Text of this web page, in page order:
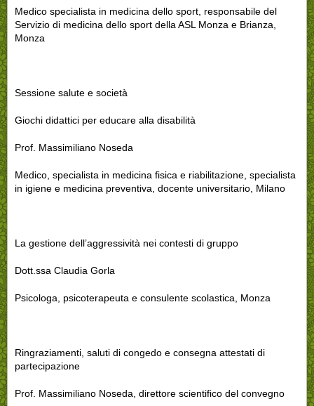
Medico specialista in medicina dello sport, responsabile del
Servizio di medicina dello sport della ASL Monza e Brianza,
Monza
Sessione salute e società
Giochi didattici per educare alla disabilità
Prof. Massimiliano Noseda
Medico, specialista in medicina fisica e riabilitazione, specialista
in igiene e medicina preventiva, docente universitario, Milano
La gestione dell’aggressività nei contesti di gruppo
Dott.ssa Claudia Gorla
Psicologa, psicoterapeuta e consulente scolastica, Monza
Ringraziamenti, saluti di congedo e consegna attestati di
partecipazione
Prof. Massimiliano Noseda, direttore scientifico del convegno